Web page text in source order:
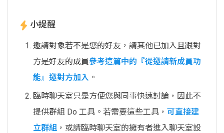
小提醒
邀請對象若不是您的好友，請其他已加入且跟對
方是好友的成員參考這篇中的『從邀請新成員功
能』邀對方加入 。
臨時聊天室只是方便您與同事快速討論，因此不
提供群組 Do 工具。若需要這些工具， 可直接建
立群組 ，或請臨時聊天室的擁有者進入聊天室設